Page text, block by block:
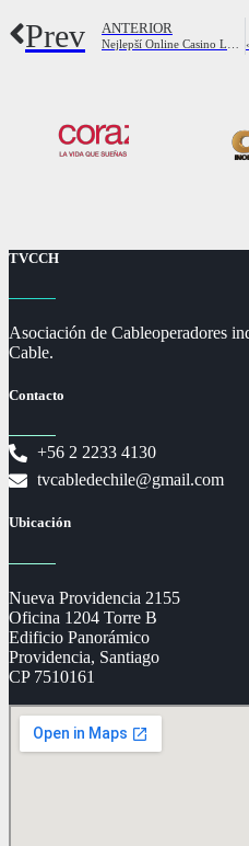
Prev ANTERIOR
TVCCH
Asociación de Cableoperadores
Cable.
Contacto
+56 2 2233 4130
tvcabledechile@gmail.com
Ubicación
Nueva Providencia 2155
Oficina 1204 Torre B
Edificio Panorámico
Providencia, Santiago
CP 7510161